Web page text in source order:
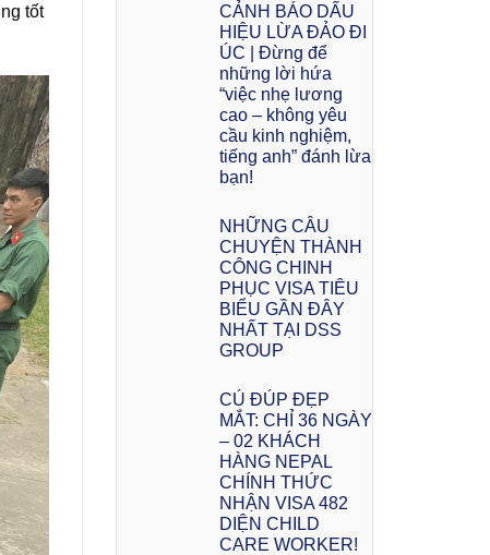
tốt
CẢNH BÁO DẤU
HIỆU LỪA ĐẢO ĐI
ÚC | Đừng để
những lời hứa
“việc nhẹ lương
cao – không yêu
cầu kinh nghiệm,
tiếng anh” đánh lừa
bạn!
NHỮNG CÂU
CHUYỆN THÀNH
CÔNG CHINH
PHỤC VISA TIÊU
BIỂU GẦN ĐÂY
NHẤT TẠI DSS
GROUP
CÚ ĐÚP ĐẸP
MẮT: CHỈ 36 NGÀY
– 02 KHÁCH
HÀNG NEPAL
CHÍNH THỨC
NHẬN VISA 482
DIỆN CHILD
CARE WORKER!